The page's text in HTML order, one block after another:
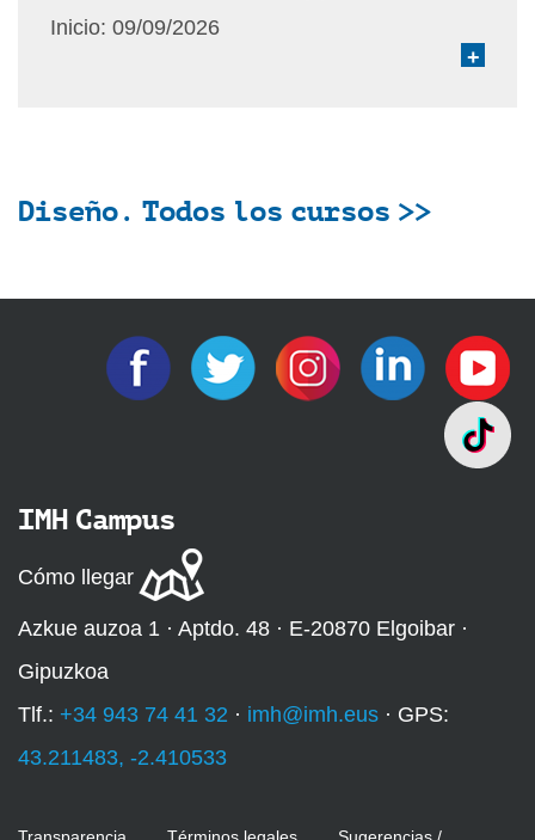
Inicio: 09/09/2026
+
Diseño. Todos los cursos >>
IMH Campus
Cómo llegar
Azkue auzoa 1 · Aptdo. 48 · E-20870 Elgoibar ·
Gipuzkoa
Tlf.: +34 943 74 41 32 · imh@imh.eus · GPS:
43.211483, -2.410533